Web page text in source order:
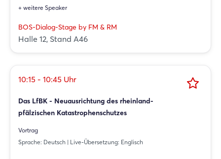
+ weitere Speaker
BOS-Dialog-Stage by FM & RM
Halle 12, Stand A46
10:15 - 10:45 Uhr
Das LfBK - Neuausrichtung des rheinland-
pfälzischen Katastrophenschutzes
Vortrag
Sprache: Deutsch | Live-Übersetzung: Englisch